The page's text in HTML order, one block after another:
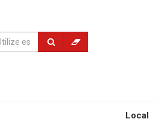
Local